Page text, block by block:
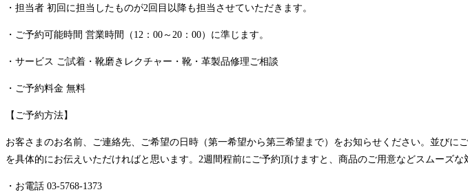
・担当者 初回に担当したものが2回目以降も担当させていただきます。
・ご予約可能時間 営業時間（12：00～20：00）に準じます。
・サービス ご試着・靴磨きレクチャー・靴・革製品修理ご相談
・ご予約料金 無料
【ご予約方法】
お客さまのお名前、ご連絡先、ご希望の日時（第一希望から第三希望まで）をお知らせください。並び
を具体的にお伝えいただければと思います。2週間程前にご予約頂けますと、商品のご用意などスムーズな
・お電話 03-5768-1373